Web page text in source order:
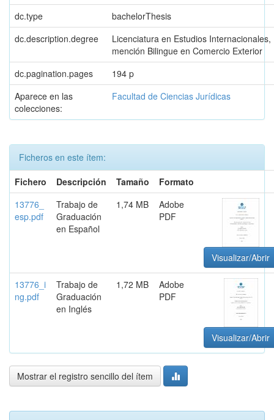
dc.type
bachelorThesis
dc.description.degree
Licenciatura en Estudios Internacionales,
mención Bilingue en Comercio Exterior
dc.pagination.pages
194 p
Aparece en las
colecciones:
Facultad de Ciencias Jurídicas
Ficheros en este ítem:
Fichero
Descripción Tamaño
Formato
13776_
esp.pdf
Trabajo de
Graduación
en Español
1,74 MB
Adobe
PDF
Visualizar/Abrir
13776_i
ng.pdf
Trabajo de
Graduación
en Inglés
1,72 MB
Adobe
PDF
Visualizar/Abrir
Mostrar el registro sencillo del ítem